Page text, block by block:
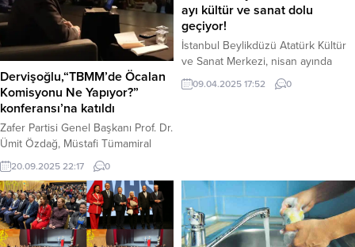
Dervişoğlu,“TBMM’de Öcalan
Komisyonu Ne Yapıyor?”
konferansı’na katıldı
Zafer Partisi Genel Başkanı Prof. Dr.
Ümit Özdağ, Müstafi Tümamiral
Prof. Dr. Cihat Yaycı ve Prof. Dr. B.
Süheyl Batum, “Türkiye Büyük
Millet Meclisi’nde (TBMM) Öcalan
Komisyonu Ne Yapıyor?” konulu
konferansta bir araya geldi. Haber
Merkezi – Genel Başkan Prof. Dr.
20.09.2025 22:17 0
ayı kültür ve sanat dolu
geçiyor!
İstanbul Beylikdüzü Atatürk Kültür
ve Sanat Merkezi, nisan ayında
tiyatroseverleri birbirinden özel
oyunlarla buluşturuyor. Programda,
Van Gogh öne çıkıyor.
İstanbul Beylikdüzü Atatürk Kültür
ve Sanat Merkezi (BAKSM)...
09.04.2025 17:52 0